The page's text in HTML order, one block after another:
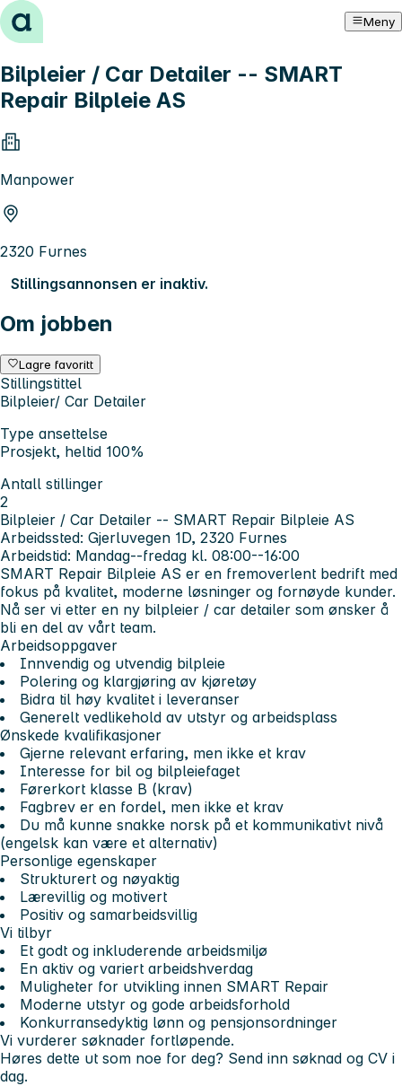
Hopp til innhold Meny
Bilpleier / Car Detailer -- SMART
Repair Bilpleie AS
Manpower
2320 Furnes
Stillingsannonsen er inaktiv.
Om jobben
Lagre favoritt
Stillingstittel
Bilpleier/ Car Detailer
Type ansettelse
Prosjekt, heltid 100%
Antall stillinger
2
Bilpleier / Car Detailer -- SMART Repair Bilpleie AS
Arbeidssted: Gjerluvegen 1D, 2320 Furnes
Arbeidstid: Mandag--fredag kl. 08:00--16:00
SMART Repair Bilpleie AS er en fremoverlent bedrift med
fokus på kvalitet, moderne løsninger og fornøyde kunder.
Nå ser vi etter en ny bilpleier / car detailer som ønsker å
bli en del av vårt team.
Arbeidsoppgaver
Innvendig og utvendig bilpleie
Polering og klargjøring av kjøretøy
Bidra til høy kvalitet i leveranser
Generelt vedlikehold av utstyr og arbeidsplass
Ønskede kvalifikasjoner
Gjerne relevant erfaring, men ikke et krav
Interesse for bil og bilpleiefaget
Førerkort klasse B (krav)
Fagbrev er en fordel, men ikke et krav
Du må kunne snakke norsk på et kommunikativt nivå
(engelsk kan være et alternativ)
Personlige egenskaper
Strukturert og nøyaktig
Lærevillig og motivert
Positiv og samarbeidsvillig
Vi tilbyr
Et godt og inkluderende arbeidsmiljø
En aktiv og variert arbeidshverdag
Muligheter for utvikling innen SMART Repair
Moderne utstyr og gode arbeidsforhold
Konkurransedyktig lønn og pensjonsordninger
Vi vurderer søknader fortløpende.
Høres dette ut som noe for deg? Send inn søknad og CV i
dag.